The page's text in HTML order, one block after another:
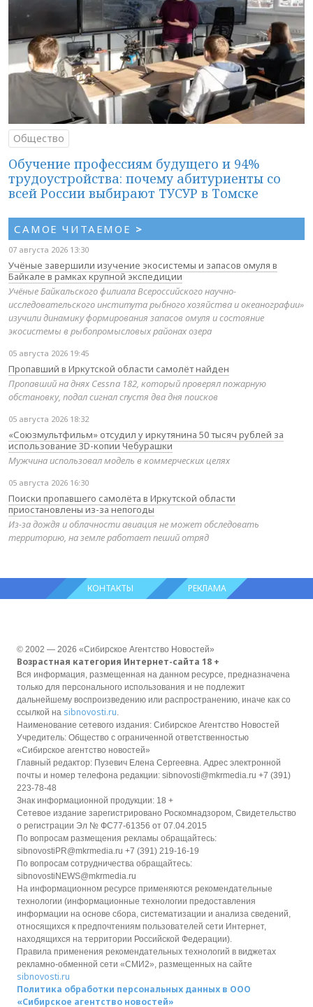
Общество
Обучение профессиям будущего и 94%
трудоустройства: почему абитуриенты со
всей России выбирают ТУСУР в Томске
САМОЕ ЧИТАЕМОЕ >
07 августа 2026 13:30
Учёные завершили изучение экосистемы и запасов омуля в
Байкале в рамках крупной экспедиции
Учёные Байкальского филиала Всероссийского научно-
исследовательского института рыбного хозяйства и океанографии»
изучили динамику формирования запасов омуля и состояние
экосистемы в рыбопромысловых районах озера
05 августа 2026 19:45
Пропавший в Иркутской области самолёт найден
Пропавший на днях Cessna 182, который проверял пожарную
обстановку, подал сигнал спустя два дня поисков
05 августа 2026 18:32
«Союзмультфильм» отсудил у иркутянина 50 тысяч рублей за
использование 3D-копии Чебурашки
Мужчина использовал модель в коммерческих целях
05 августа 2026 16:30
Поиски пропавшего самолёта в Иркутской области
приостановлены из-за непогоды
Из-за дождя и облачности авиация не может обследовать
территорию, на земле работает пеший отряд
КОНТАКТЫ РЕКЛАМА
© 2002 — 2026 «Сибирское Агентство Новостей»
Возрастная категория Интернет-сайта 18 +
Вся информация, размещенная на данном ресурсе, предназначена
только для персонального использования и не подлежит
дальнейшему воспроизведению или распространению, иначе как со
ссылкой на sibnovosti.ru.
Наименование сетевого издания: Сибирское Агентство Новостей
Учредитель: Общество с ограниченной ответственностью
«Сибирское агентство новостей»
Главный редактор: Пузевич Елена Сергеевна. Адрес электронной
почты и номер телефона редакции: sibnovosti@mkrmedia.ru +7 (391)
223-78-48
Знак информационной продукции: 18 +
Сетевое издание зарегистрировано Роскомнадзором, Свидетельство
о регистрации Эл № ФС77-61356 от 07.04.2015
По вопросам размещения рекламы обращайтесь:
sibnovostiPR@mkrmedia.ru +7 (391) 219-16-19
По вопросам сотрудничества обращайтесь:
sibnovostiNEWS@mkrmedia.ru
На информационном ресурсе применяются рекомендательные
технологии (информационные технологии предоставления
информации на основе сбора, систематизации и анализа сведений,
относящихся к предпочтениям пользователей сети Интернет,
находящихся на территории Российской Федерации).
Правила применения рекомендательных технологий в виджетах
рекламно-обменной сети «СМИ2», размещенных на сайте
sibnovosti.ru
Политика обработки персональных данных в ООО
«Сибирское агентство новостей»